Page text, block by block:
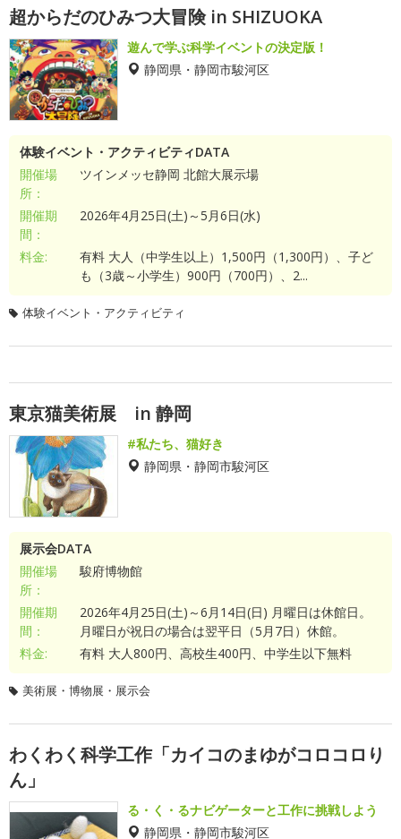
超からだのひみつ大冒険 in SHIZUOKA
遊んで学ぶ科学イベントの決定版！
静岡県・静岡市駿河区
体験イベント・アクティビティDATA
開催場
所：
ツインメッセ静岡 北館大展示場
開催期
間：
2026年4月25日(土)～5月6日(水)
料金:
有料 大人（中学生以上）1,500円（1,300円）、子ど
も（3歳～小学生）900円（700円）、2...
体験イベント・アクティビティ
東京猫美術展 in 静岡
#私たち、猫好き
静岡県・静岡市駿河区
展示会DATA
開催場
所：
駿府博物館
開催期
間：
2026年4月25日(土)～6月14日(日) 月曜日は休館日。
月曜日が祝日の場合は翌平日（5月7日）休館。
料金:
有料 大人800円、高校生400円、中学生以下無料
美術展・博物展・展示会
わくわく科学工作「カイコのまゆがコロコロり
ん」
る・く・るナビゲーターと工作に挑戦しよう
静岡県・静岡市駿河区